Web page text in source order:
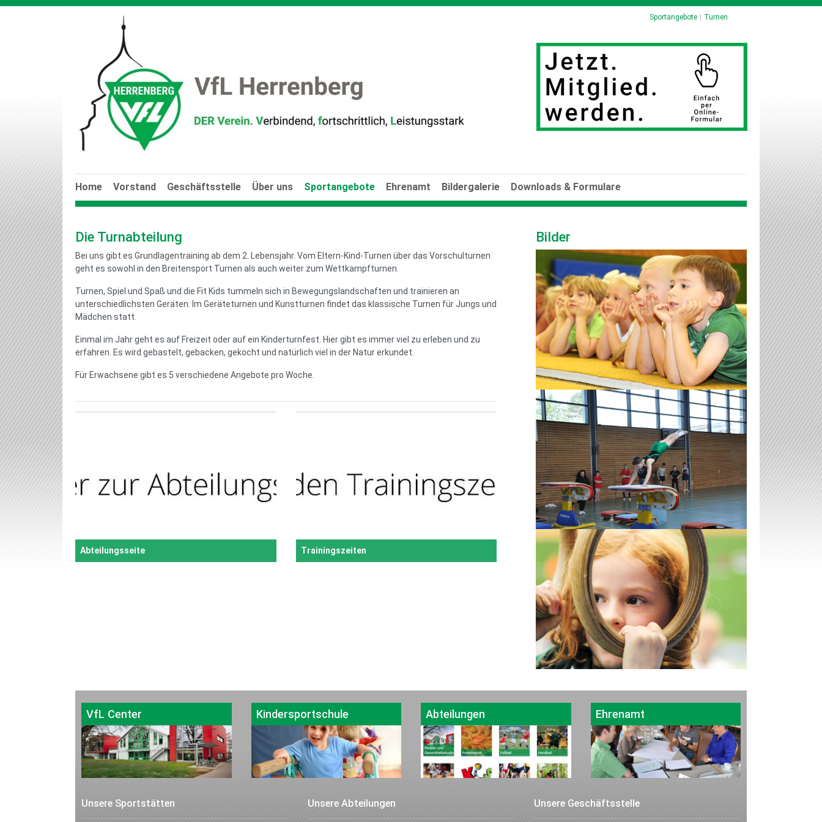
Sportangebote Turnen
Home Vorstand Geschäftsstelle Über uns Sportangebote Ehrenamt Bildergalerie Downloads & Formulare
Die Turnabteilung
Bei uns gibt es Grundlagentraining ab dem 2. Lebensjahr. Vom Eltern-Kind-Turnen über das Vorschulturnen
geht es sowohl in den Breitensport Turnen als auch weiter zum Wettkampfturnen.
Turnen, Spiel und Spaß und die Fit Kids tummeln sich in Bewegungslandschaften und trainieren an
unterschiedlichsten Geräten. Im Geräteturnen und Kunstturnen findet das klassische Turnen für Jungs und
Mädchen statt.
Einmal im Jahr geht es auf Freizeit oder auf ein Kinderturnfest. Hier gibt es immer viel zu erleben und zu
erfahren. Es wird gebastelt, gebacken, gekocht und natürlich viel in der Natur erkundet.
Für Erwachsene gibt es 5 verschiedene Angebote pro Woche.
Abteilungsseite Trainingszeiten
Bilder
VfL Center Kindersportschule Abteilungen Ehrenamt
Unsere Sportstätten Unsere Abteilungen Unsere Geschäftsstelle